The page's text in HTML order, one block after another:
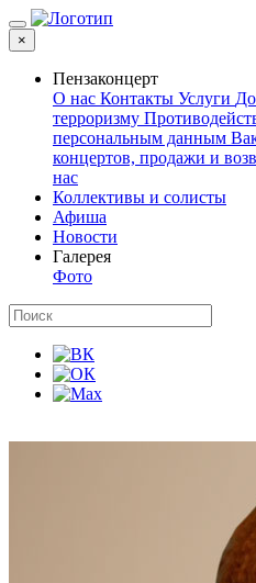
×
Пензаконцерт
О нас Контакты Услуги
терроризму
персональным данным
концертов, продажи и
нас
Коллективы и солисты
Афиша
Новости
Галерея
Фото